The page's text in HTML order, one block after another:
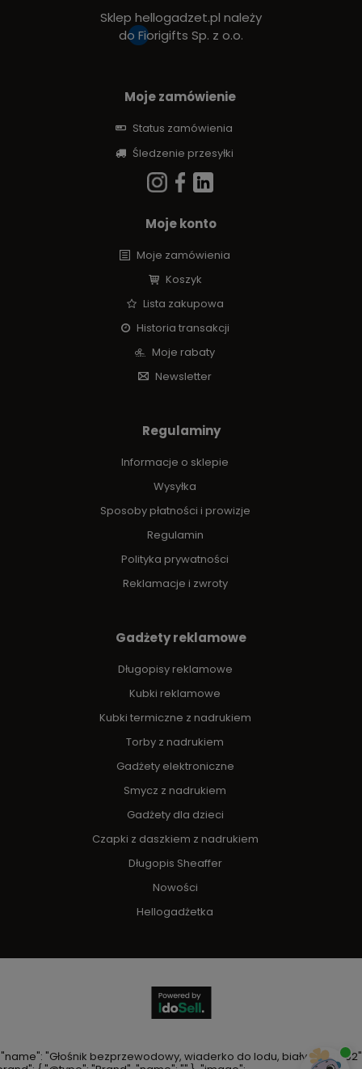
Sklep hellogadzet.pl należy
do Fiorigifts Sp. z o.o.
Moje zamówienie
Status zamówienia
Śledzenie przesyłki
Moje konto
Moje zamówienia
Koszyk
Lista zakupowa
Historia transakcji
Moje rabaty
Newsletter
Regulaminy
Informacje o sklepie
Wysyłka
Sposoby płatności i prowizje
Regulamin
Polityka prywatności
Reklamacje i zwroty
Gadżety reklamowe
Długopisy reklamowe
Kubki reklamowe
Kubki termiczne z nadrukiem
Torby z nadrukiem
Gadżety elektroniczne
Smycz z nadrukiem
Gadżety dla dzieci
Czapki z daszkiem z nadrukiem
Długopis Sheaffer
Nowości
Hellogadżetka
"Głośnik bezprzewodowy, wiaderko do lodu, biały V2231-